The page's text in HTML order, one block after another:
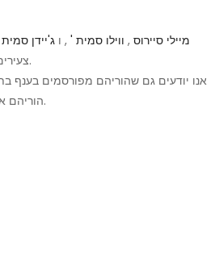
מיילי סיירוס , ווילו סמית ' , ו ג'יידן סמית
צעירים לראשונה בתעשיית הבידור.
אנו יודעים גם שהוריהם מפורסמים בענף
הוריהם אינה חדשה בתעשיית הבידור.